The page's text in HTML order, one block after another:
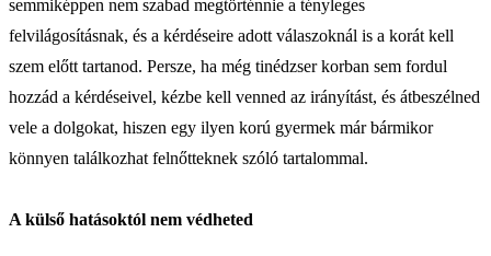
semmiképpen nem szabad megtörténnie a tényleges
felvilágosításnak, és a kérdéseire adott válaszoknál is a korát kell
szem előtt tartanod. Persze, ha még tinédzser korban sem fordul
hozzád a kérdéseivel, kézbe kell venned az irányítást, és átbeszélned
vele a dolgokat, hiszen egy ilyen korú gyermek már bármikor
könnyen találkozhat felnőtteknek szóló tartalommal.
A külső hatásoktól nem védheted